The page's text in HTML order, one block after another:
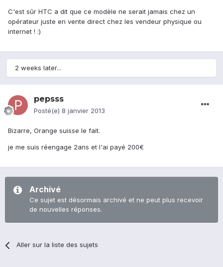
C'est sûr HTC a dit que ce modèle ne serait jamais chez un
opérateur juste en vente direct chez les vendeur physique ou
internet ! :)
2 weeks later...
pepsss
Posté(e) 8 janvier 2013
Bizarre, Orange suisse le fait.
je me suis réengage 2ans et l'ai payé 200€
Archivé
Ce sujet est désormais archivé et ne peut plus recevoir
de nouvelles réponses.
Aller sur la liste des sujets